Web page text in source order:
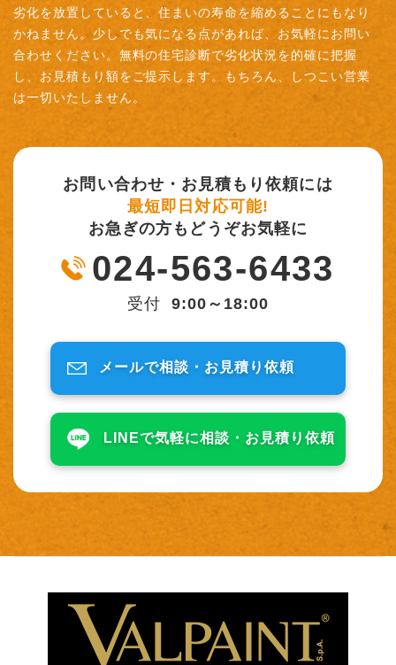
劣化を放置していると、住まいの寿命を縮めることにもなり
かねません。少しでも気になる点があれば、お気軽にお問い
合わせください。無料の住宅診断で劣化状況を的確に把握
し、お見積もり額をご提示します。もちろん、しつこい営業
は一切いたしません。
お問い合わせ・お見積もり依頼には
最短即日対応可能!
お急ぎの方もどうぞお気軽に
024-563-6433
受付 9:00～18:00
メールで相談・ お見積り依頼
LINEで気軽に相談・ お見積り依頼